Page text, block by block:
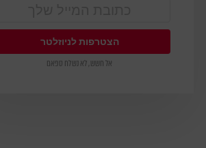
אל חשש, לא נשלח ספאם